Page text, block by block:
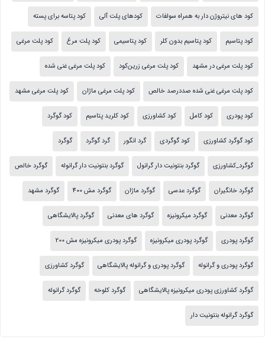
کود های نیتروژن دار به همراه سولفات کودهای پلت آلی کود پتاسه برای پسته
کود پتاسیم کود پتاسیم بدون کلر کود پتاسیمی کود پلت مرغ کود پلت مرغی
کود پلت مرغی در مشهد کود پلت مرغی زرین‌کود کود پلت مرغی غنی شده
کود پلت مرغی غنی شده صددرصد خالص کود پلت مرغی ماژان کود پلت مرغی مشهد
کود پودری کود کامل کود کشاورزی کود کلرید پتاسیم کود گوگرد
کود گوگرد کشاورزی کود گوگردی گرد انگور گرد گوگرد گوگرد
گوگرد_کشاورزی گوگرد بنتونیت دار گرانول گوگرد بنتونیت دار گرانوله گوگرد خالص
گوگرد خانگیران گوگرد عدسی گوگرد ماژان گوگرد مش 400 گوگرد مشهد
گوگرد معدنی گوگرد میکرونیزه گوگرد های معدنی گوگرد پالایشگاهی
گوگرد پودری گوگرد پودری میکرونیزه گوگرد پودری میکرونیزه مش 200
گوگرد پودری و گرانوله گوگرد پودری و گرانوله پالایشگاهی گوگرد کشاورزی
گوگرد کشاورزی پودری میکرونیزه پالایشگاهی گوگرد کلوخه گوگرد گرانوله
گوگرد گرانوله بنتونیت دار